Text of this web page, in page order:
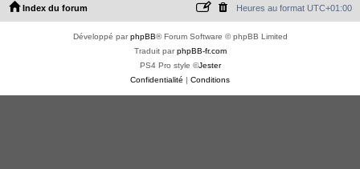
e
Index du forum Heures au format UTC+01:00
Développé parphpBB® Forum Software © phpBB Limited
Traduit parphpBB-fr.com
PS4 Pro style ©Jester
Confidentialité | Conditions